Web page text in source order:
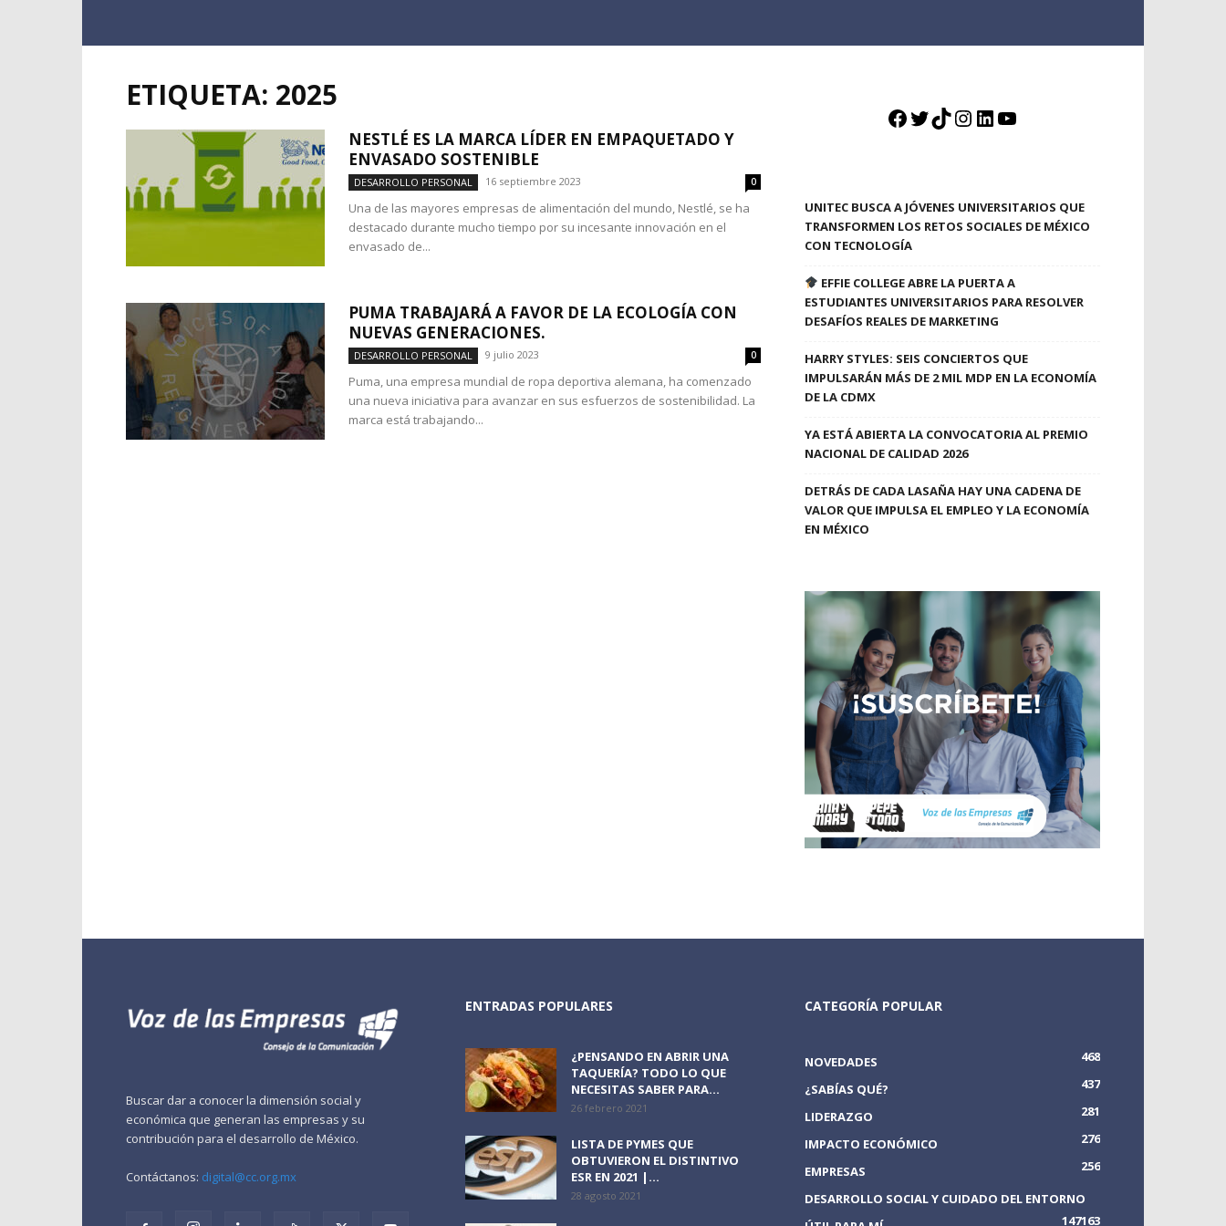
ETIQUETA: 2025
NESTLÉ ES LA MARCA LÍDER EN EMPAQUETADO Y
ENVASADO SOSTENIBLE
DESARROLLO PERSONAL 16 septiembre 2023 0
Una de las mayores empresas de alimentación del mundo, Nestlé, se ha
destacado durante mucho tiempo por su incesante innovación en el
envasado de...
PUMA TRABAJARÁ A FAVOR DE LA ECOLOGÍA CON
NUEVAS GENERACIONES.
DESARROLLO PERSONAL 9 julio 2023 0
Puma, una empresa mundial de ropa deportiva alemana, ha comenzado
una nueva iniciativa para avanzar en sus esfuerzos de sostenibilidad. La
marca está trabajando...
Facebook
Twitter
TikTok
Instagram
LinkedIn
YouTube
UNITEC BUSCA A JÓVENES UNIVERSITARIOS QUE
TRANSFORMEN LOS RETOS SOCIALES DE MÉXICO
CON TECNOLOGÍA
EFFIE COLLEGE ABRE LA PUERTA A
ESTUDIANTES UNIVERSITARIOS PARA RESOLVER
DESAFÍOS REALES DE MARKETING
HARRY STYLES: SEIS CONCIERTOS QUE
IMPULSARÁN MÁS DE 2 MIL MDP EN LA ECONOMÍA
DE LA CDMX
YA ESTÁ ABIERTA LA CONVOCATORIA AL PREMIO
NACIONAL DE CALIDAD 2026
DETRÁS DE CADA LASAÑA HAY UNA CADENA DE
VALOR QUE IMPULSA EL EMPLEO Y LA ECONOMÍA
EN MÉXICO
Buscar dar a conocer la dimensión social y
económica que generan las empresas y su
contribución para el desarrollo de México.
Contáctanos: digital@cc.org.mx
ENTRADAS POPULARES
¿PENSANDO EN ABRIR UNA
TAQUERÍA? TODO LO QUE
NECESITAS SABER PARA...
26 febrero 2021
LISTA DE PYMES QUE
OBTUVIERON EL DISTINTIVO
ESR EN 2021 |...
28 agosto 2021
CATEGORÍA POPULAR
NOVEDADES
468
¿SABÍAS QUÉ?
437
LIDERAZGO
281
IMPACTO ECONÓMICO
276
EMPRESAS
256
DESARROLLO SOCIAL Y CUIDADO DEL ENTORNO
163
147